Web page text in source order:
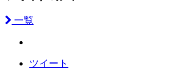
一覧
ツイート